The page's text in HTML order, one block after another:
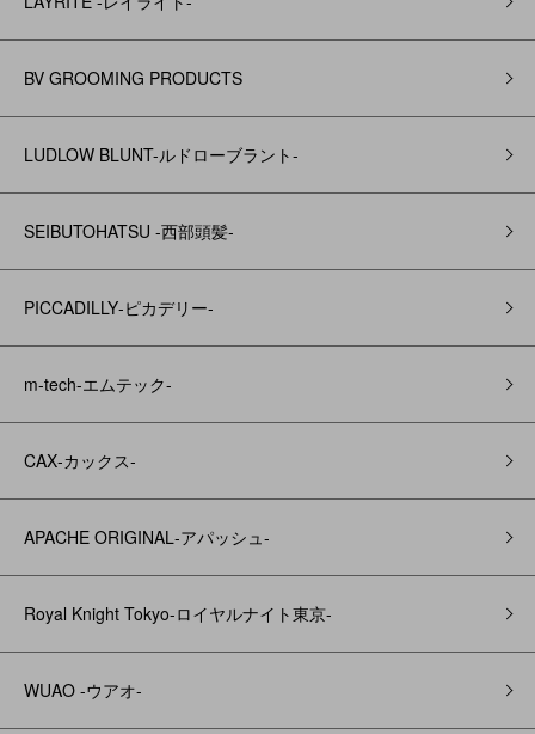
BV GROOMING PRODUCTS
LUDLOW BLUNT-ルドローブラント-
SEIBUTOHATSU -西部頭髪‐
PICCADILLY‐ピカデリー‐
m-tech-エムテック-
CAX‐カックス‐
APACHE ORIGINAL‐アパッシュ‐
Royal Knight Tokyo-ロイヤルナイト東京-
WUAO -ウアオ-